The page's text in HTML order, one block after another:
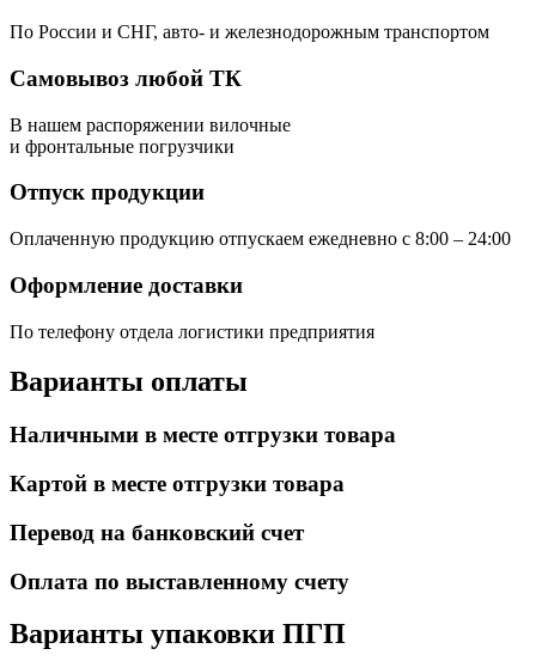
По России и СНГ, авто- и железнодорожным транспортом
Самовывоз любой ТК
В нашем распоряжении вилочные
и фронтальные погрузчики
Отпуск продукции
Оплаченную продукцию отпускаем ежедневно с 8:00 – 24:00
Оформление доставки
По телефону отдела логистики предприятия
Варианты оплаты
Наличными в месте отгрузки товара
Картой в месте отгрузки товара
Перевод на банковский счет
Оплата по выставленному счету
Варианты упаковки ПГП